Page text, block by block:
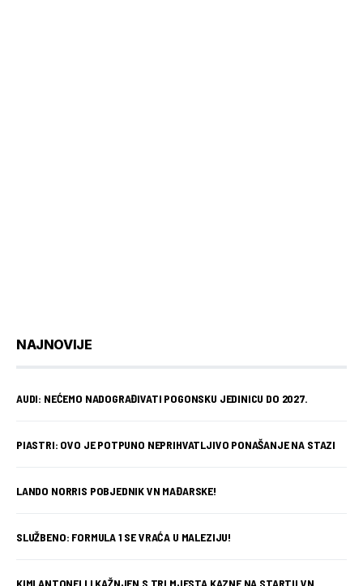
NAJNOVIJE
AUDI: NEĆEMO NADOGRAĐIVATI POGONSKU JEDINICU DO 2027.
PIASTRI: OVO JE POTPUNO NEPRIHVATLJIVO PONAŠANJE NA STAZI
LANDO NORRIS POBJEDNIK VN MAĐARSKE!
SLUŽBENO: FORMULA 1 SE VRAĆA U MALEZIJU!
KIMI ANTONELLI KAŽNJEN S TRI MJESTA KAZNE NA STARTU VN